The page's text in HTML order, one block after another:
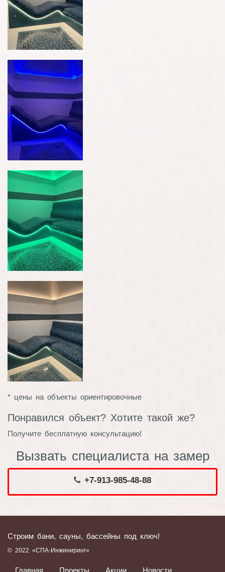
* цены на объекты ориентировочные
Понравился объект? Хотите такой же?
Получите бесплатную консультацию!
Вызвать специалиста на замер
+7-913-985-48-88
Строим бани, сауны, бассейны под ключ!
© 2022 «СПА-Инжиниринг»